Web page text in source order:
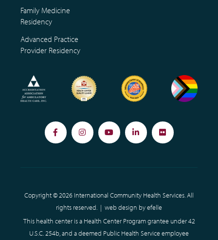
Family Medicine
Residency
Advanced Practice
Provider Residency
FacebookInstagramYouTubeLinkedInFlickr
Copyright © 2026 International Community Health Services. All
rights reserved. | web design by efelle
This health center is a Health Center Program grantee under 42
U.S.C. 254b, and a deemed Public Health Service employee